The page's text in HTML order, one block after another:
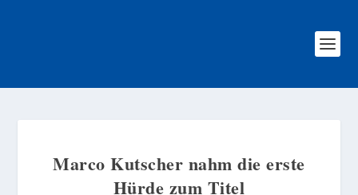
Marco Kutscher nahm die erste
Hürde zum Titel